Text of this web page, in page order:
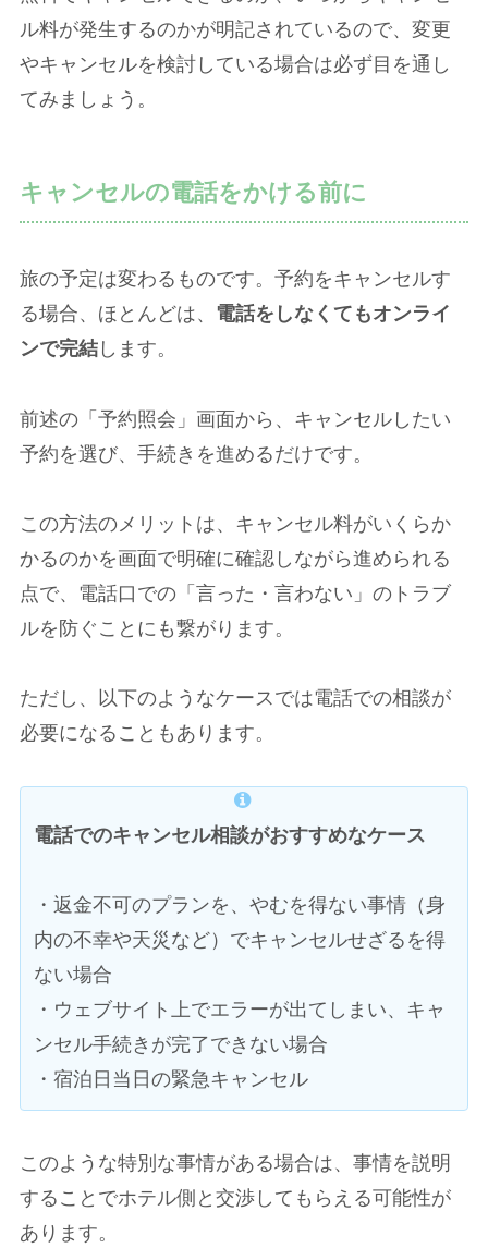
ル料が発生するのかが明記されているので、変更
やキャンセルを検討している場合は必ず目を通し
てみましょう。
キャンセルの電話をかける前に
旅の予定は変わるものです。予約をキャンセルす
る場合、ほとんどは、 電話をしなくてもオンライ
ンで完結 します。
前述の「予約照会」画面から、キャンセルしたい
予約を選び、手続きを進めるだけです。
この方法のメリットは、キャンセル料がいくらか
かるのかを画面で明確に確認しながら進められる
点で、電話口での「言った・言わない」のトラブ
ルを防ぐことにも繋がります。
ただし、以下のようなケースでは電話での相談が
必要になることもあります。
電話でのキャンセル相談がおすすめなケース
・返金不可のプランを、やむを得ない事情（身
内の不幸や天災など）でキャンセルせざるを得
ない場合
・ウェブサイト上でエラーが出てしまい、キャ
ンセル手続きが完了できない場合
・宿泊日当日の緊急キャンセル
このような特別な事情がある場合は、事情を説明
することでホテル側と交渉してもらえる可能性が
あります。